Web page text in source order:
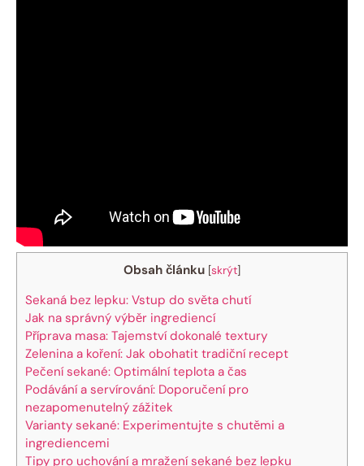
Obsah článku [skrýt]
Sekaná bez lepku: Vstup do světa chutí
Jak na správný výběr ingrediencí
Příprava masa: Tajemství dokonalé textury
Zelenina a koření: Jak obohatit tradiční recept
Pečení sekané: Optimální teplota a čas
Podávání a servírování: Doporučení pro
nezapomenutelný zážitek
Varianty sekané: Experimentujte s chutěmi a
ingrediencemi
Tipy pro uchování a mražení sekané bez lepku